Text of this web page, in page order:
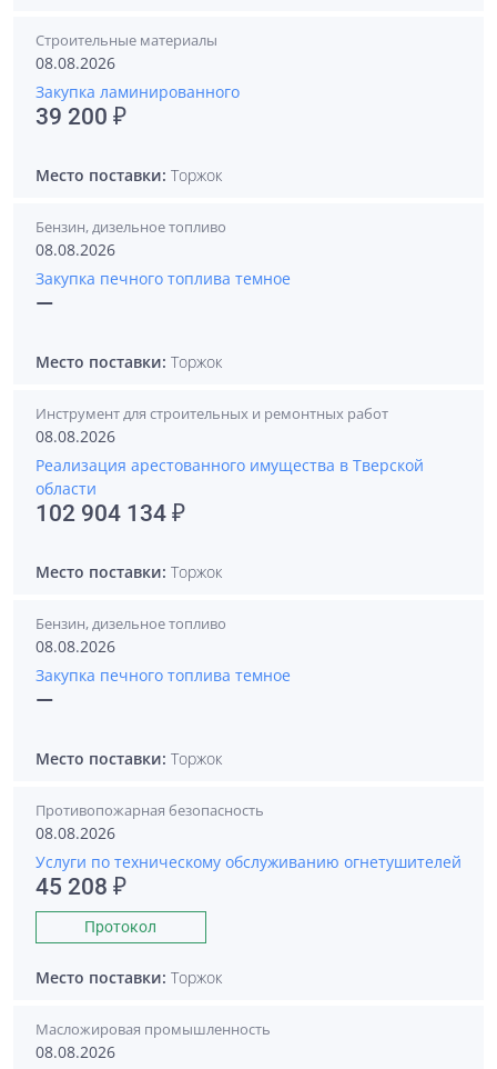
Строительные материалы
08.08.2026
Закупка ламинированного
39 200 ₽
Место поставки: Торжок
Бензин, дизельное топливо
08.08.2026
Закупка печного топлива темное
—
Место поставки: Торжок
Инструмент для строительных и ремонтных работ
08.08.2026
Реализация арестованного имущества в Тверской
области
102 904 134 ₽
Место поставки: Торжок
Бензин, дизельное топливо
08.08.2026
Закупка печного топлива темное
—
Место поставки: Торжок
Противопожарная безопасность
08.08.2026
Услуги по техническому обслуживанию огнетушителей
45 208 ₽
Протокол
Место поставки: Торжок
Масложировая промышленность
08.08.2026